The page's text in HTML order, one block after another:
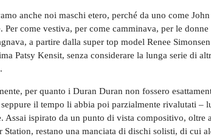
anche noi maschi etero, perché da uno come John
Per come vestiva, per come camminava, per le
a partire dalla super top model Renee
Patsy Kensit, senza considerare la lunga serie di
per quanto i Duran Duran non fossero
seppure il tempo li abbia poi parzialmente rivalutati –
Assai ispirato da un punto di vista compositivo, oltre
Station, restano una manciata di dischi solisti, di cui